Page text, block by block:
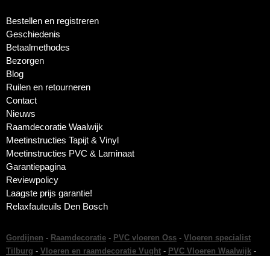
Bestellen en registreren
Geschiedenis
Betaalmethodes
Bezorgen
Blog
Ruilen en retourneren
Contact
Nieuws
Raamdecoratie Waalwijk
Meetinstructies Tapijt & Vinyl
Meetinstructies PVC & Laminaat
Garantiepagina
Reviewpolicy
Laagste prijs garantie!
Relaxfauteuils Den Bosch
Gordijnen - Raamdecoratie - PVC vloeren Oss - Vloeren specialist
Tilburg - Vloeren en raamdecoratie Vught - PVC Vloeren Waalwijk -